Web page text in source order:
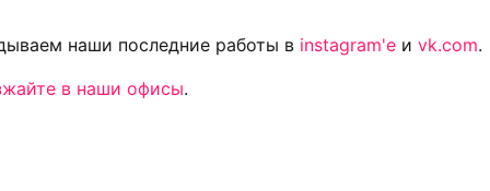
наши последние работы в instagram'е и vk.com.
в наши офисы.